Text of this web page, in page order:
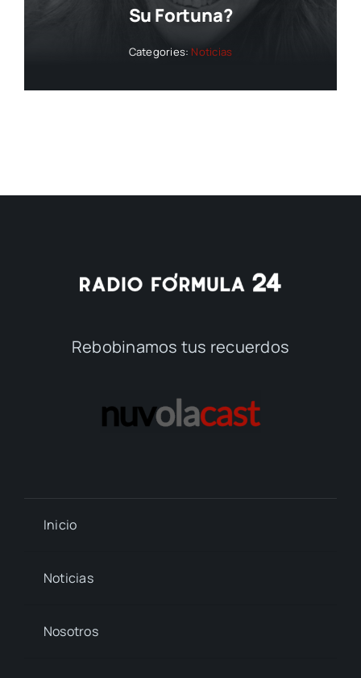
Su Fortuna?
Categories: Noticias
Rebobinamos tus recuerdos
Inicio
Noticias
Nosotros